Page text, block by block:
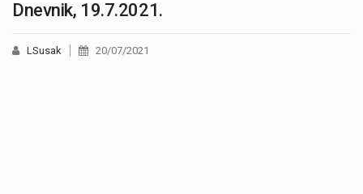
Dnevnik, 19.7.2021.
LSusak 20/07/2021